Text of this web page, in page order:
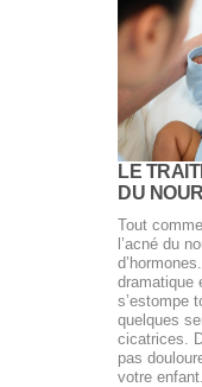
LE
DU
Tout
l’acné du
dramatique
s’estompe
quelques
cicatrices.
pas
votre enfant.